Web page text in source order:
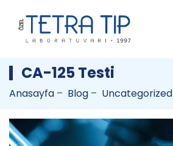
CA-125 Testi
Anasayfa – Blog – Uncategorized